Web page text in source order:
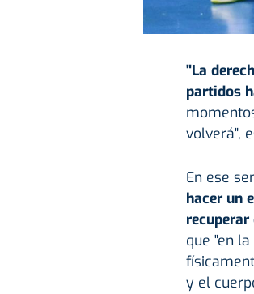
"La
partidos
volverá",
En ese
hacer un
que "en
y el